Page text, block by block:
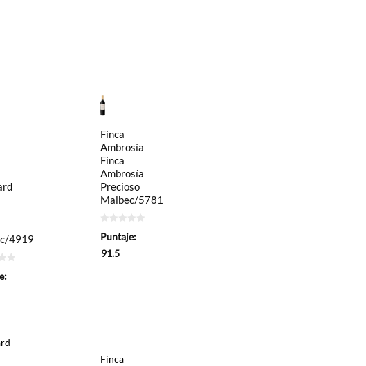
4919
Finca
Ambrosía
Finca
Ambrosía
Precioso
Malbec/5781
de
Puntaje:
91.5
Finca